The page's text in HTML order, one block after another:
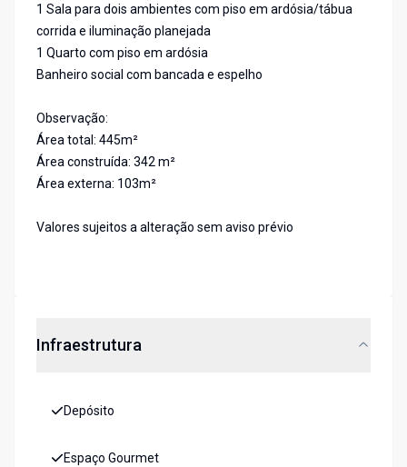
1 Sala para dois ambientes com piso em ardósia/tábua
corrida e iluminação planejada
1 Quarto com piso em ardósia
Banheiro social com bancada e espelho
Observação:
Área total: 445m²
Área construída: 342 m²
Área externa: 103m²
Valores sujeitos a alteração sem aviso prévio
Infraestrutura
Depósito
Espaço Gourmet